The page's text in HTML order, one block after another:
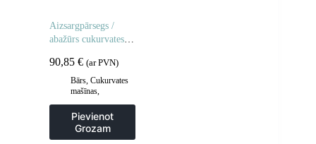
Aizsargpārsegs /
abažūrs cukurvates
90,85 € (ar PVN)
Bārs, Cukurvates
mašīnas,
Pievienot
Grozam